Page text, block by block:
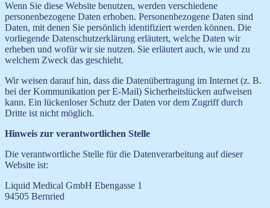
Wenn Sie diese Website benutzen, werden verschiedene
personenbezogene Daten erhoben. Personenbezogene Daten sind
Daten, mit denen Sie persönlich identifiziert werden können. Die
vorliegende Datenschutzerklärung erläutert, welche Daten wir
erheben und wofür wir sie nutzen. Sie erläutert auch, wie und zu
welchem Zweck das geschieht.
Wir weisen darauf hin, dass die Datenübertragung im Internet (z. B.
bei der Kommunikation per E-Mail) Sicherheitslücken aufweisen
kann. Ein lückenloser Schutz der Daten vor dem Zugriff durch
Dritte ist nicht möglich.
Hinweis zur verantwortlichen Stelle
Die verantwortliche Stelle für die Datenverarbeitung auf dieser
Website ist:
Liquid Medical GmbH Ebengasse 1
94505 Bernried